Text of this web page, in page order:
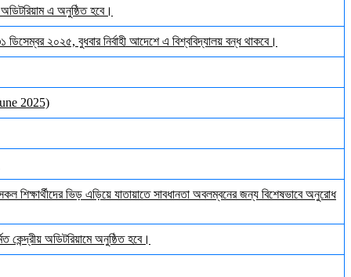
এ অনুষ্ঠিত হবে।
ডিসেম্বর ২০২৫, বুধবার নির্বাহী আদেশে এ বিশ্ববিদ্যালয় বন্ধ থাকবে।
2025)
ভিড় এড়িয়ে যাতায়াতে সাবধানতা অবলম্বনের জন্য বিশেষভাবে অনুরোধ
কেন্দ্রীয় অডিটরিয়ামে অনুষ্ঠিত হবে।